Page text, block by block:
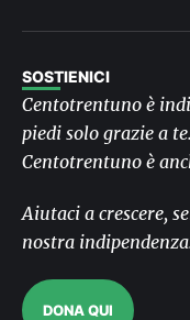
SOSTIENICI
Centotrentuno è
piedi solo grazie a te.
Centotrentuno è
Aiutaci a crescere,
nostra
DONA QUI